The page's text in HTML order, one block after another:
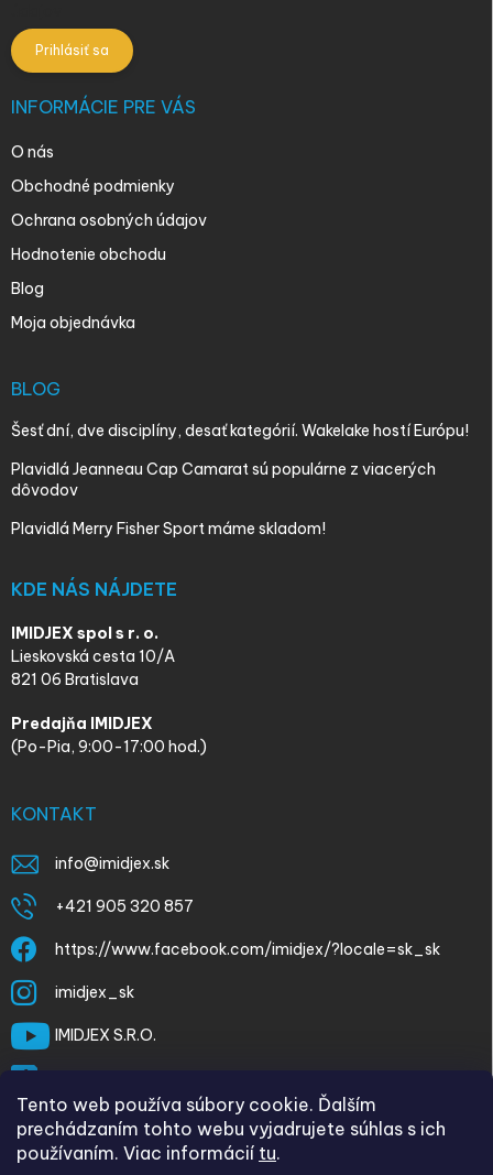
Tento web používa súbory cookie. Ďalším
prechádzaním tohto webu vyjadrujete súhlas s ich
používaním. Viac informácií tu.
Prihlásiť sa
INFORMÁCIE PRE VÁS
O nás
Obchodné podmienky
Ochrana osobných údajov
Hodnotenie obchodu
Blog
Moja objednávka
BLOG
Šesť dní, dve disciplíny, desať kategórií. Wakelake hostí Európu!
Plavidlá Jeanneau Cap Camarat sú populárne z viacerých
dôvodov
Plavidlá Merry Fisher Sport máme skladom!
KDE NÁS NÁJDETE
IMIDJEX spol s r. o.
Lieskovská cesta 10/A
821 06 Bratislava
Predajňa IMIDJEX
(Po-Pia, 9:00-17:00 hod.)
KONTAKT
info@imidjex.sk
+421 905 320 857
https://www.facebook.com/imidjex/?locale=sk_sk
imidjex_sk
IMIDJEX S.R.O.